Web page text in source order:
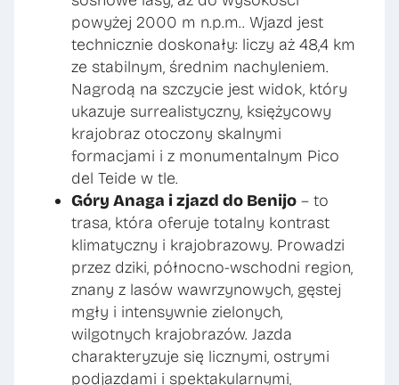
powyżej 2000 m n.p.m.. Wjazd jest
technicznie doskonały: liczy aż 48,4 km
ze stabilnym, średnim nachyleniem.
Nagrodą na szczycie jest widok, który
ukazuje surrealistyczny, księżycowy
krajobraz otoczony skalnymi
formacjami i z monumentalnym Pico
del Teide w tle.
Góry Anaga i zjazd do Benijo – to
trasa, która oferuje totalny kontrast
klimatyczny i krajobrazowy. Prowadzi
przez dziki, północno-wschodni region,
znany z lasów wawrzynowych, gęstej
mgły i intensywnie zielonych,
wilgotnych krajobrazów. Jazda
charakteryzuje się licznymi, ostrymi
podjazdami i spektakularnymi,